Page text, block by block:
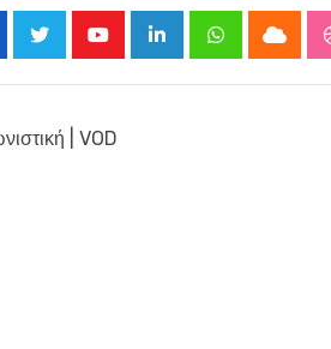
LinkedInWhatsappCloud
| VOD